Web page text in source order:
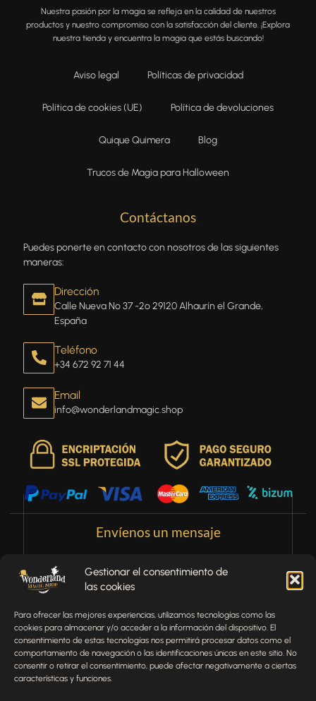
Gestionar el consentimiento de
las cookies
Para ofrecer las mejores experiencias, utilizamos tecnologías como las
cookies para almacenar y/o acceder a la información del dispositivo. El
consentimiento de estas tecnologías nos permitirá procesar datos como el
comportamiento de navegación o las identificaciones únicas en este sitio. No
consentir o retirar el consentimiento, puede afectar negativamente a ciertas
características y funciones.
Contáctanos
Puedes ponerte en contacto con nosotros de las siguientes
maneras:
Dirección
Calle Nueva Nº 37 -2º 29120 Alhaurín el Grande,
España
Teléfono
+34 672 92 71 44
Email
info@wonderlandmagic.shop
Nuestra pasión por la magia se refleja en la calidad de nuestros
productos y nuestro compromiso con la satisfacción del cliente. ¡Explora
nuestra tienda y encuentra la magia que estás buscando!
Aviso legal Políticas de privacidad
Política de cookies (UE) Política de devoluciones
Quique Quimera Blog
Trucos de Magia para Halloween
Envíenos un mensaje
con tu pedido? Estamos aquí para ayudarte.
TELÉFONO